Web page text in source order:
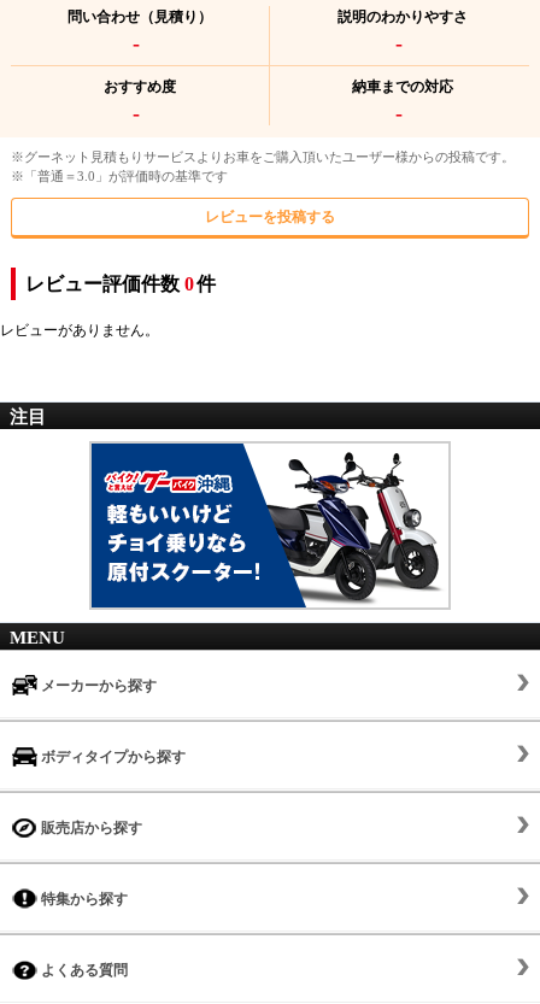
問い合わせ（見積り）
-
説明のわかりやすさ
-
おすすめ度
-
納車までの対応
-
※グーネット見積もりサービスよりお車をご購入頂いたユーザー様からの投稿です。
※「普通＝3.0」が評価時の基準です
レビューを投稿する
レビュー評価件数 0件
レビューがありません。
注目
MENU
メーカーから探す
ボディタイプから探す
販売店から探す
特集から探す
よくある質問